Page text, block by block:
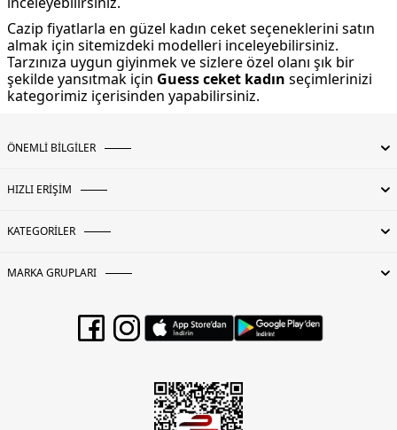
Cazip fiyatlarla en güzel kadın ceket seçeneklerini satın
almak için sitemizdeki modelleri inceleyebilirsiniz.
Tarzınıza uygun giyinmek ve sizlere özel olanı şık bir
şekilde yansıtmak için Guess ceket kadın seçimlerinizi
kategorimiz içerisinden yapabilirsiniz.
ÖNEMLİ BİLGİLER
HIZLI ERİŞİM
KATEGORİLER
MARKA GRUPLARI